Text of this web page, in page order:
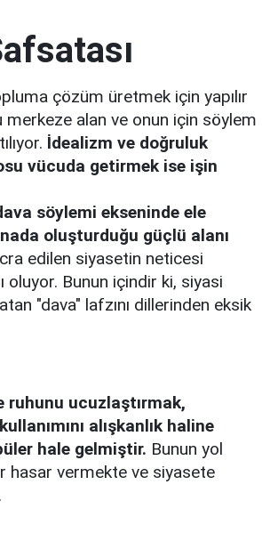
çözüm üretmek için yapılır
alan ve onun için söylem
İdealizm ve doğruluk
vücuda getirmek ise işin
söylemi ekseninde ele
oluşturduğu güçlü alanı
edilen siyasetin neticesi
oluyor. Bunun içindir ki, siyasi
"dava" lafzını dillerinden eksik
ruhunu ucuzlaştırmak,
alışkanlık haline
hale gelmiştir. Bunun yol
hasar vermekte ve siyasete